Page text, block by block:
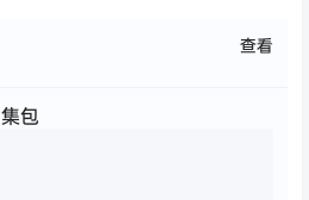
查看
包